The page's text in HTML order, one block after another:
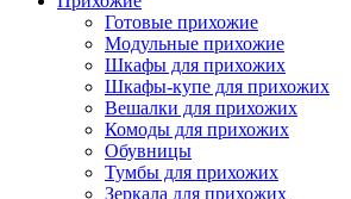
Готовые прихожие
Модульные прихожие
Шкафы для прихожих
Шкафы-купе для прихожих
Вешалки для прихожих
Комоды для прихожих
Обувницы
Тумбы для прихожих
Зеркала для прихожих